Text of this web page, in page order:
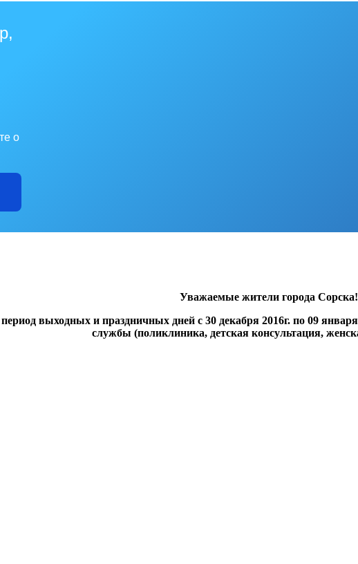
о
Уважаемые жители города Сорска!
выходных и праздничных дней с 30 декабря 2016г. по 09
службы (поликлиника, детская консультация,